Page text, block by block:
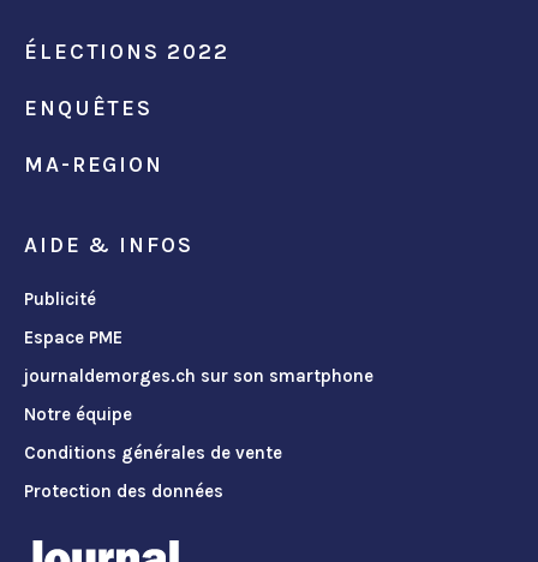
ÉLECTIONS 2022
ENQUÊTES
MA-REGION
AIDE & INFOS
Publicité
Espace PME
journaldemorges.ch sur son smartphone
Notre équipe
Conditions générales de vente
Protection des données